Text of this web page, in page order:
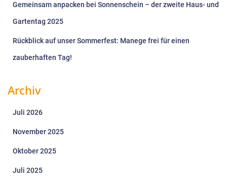
Gemeinsam anpacken bei Sonnenschein – der zweite Haus- und
Gartentag 2025
Rückblick auf unser Sommerfest: Manege frei für einen
zauberhaften Tag!
Archiv
Juli 2026
November 2025
Oktober 2025
Juli 2025